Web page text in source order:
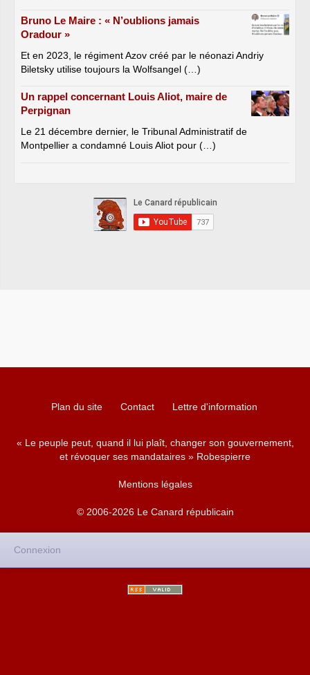
Bruno Le Maire : « N’oublions jamais
Oradour »
Et en 2023, le régiment Azov créé par le néonazi Andriy
Biletsky utilise toujours la Wolfsangel (…)
Un rappel concernant Louis Aliot, maire de
Perpignan
Le 21 décembre dernier, le Tribunal Administratif de
Montpellier a condamné Louis Aliot pour (…)
Plan du site Contact Lettre d'information
« Le peuple peut, quand il lui plaît, changer son gouvernement,
et révoquer ses mandataires » Robespierre
Mentions légales
© 2006-2026 Le Canard républicain
Connexion